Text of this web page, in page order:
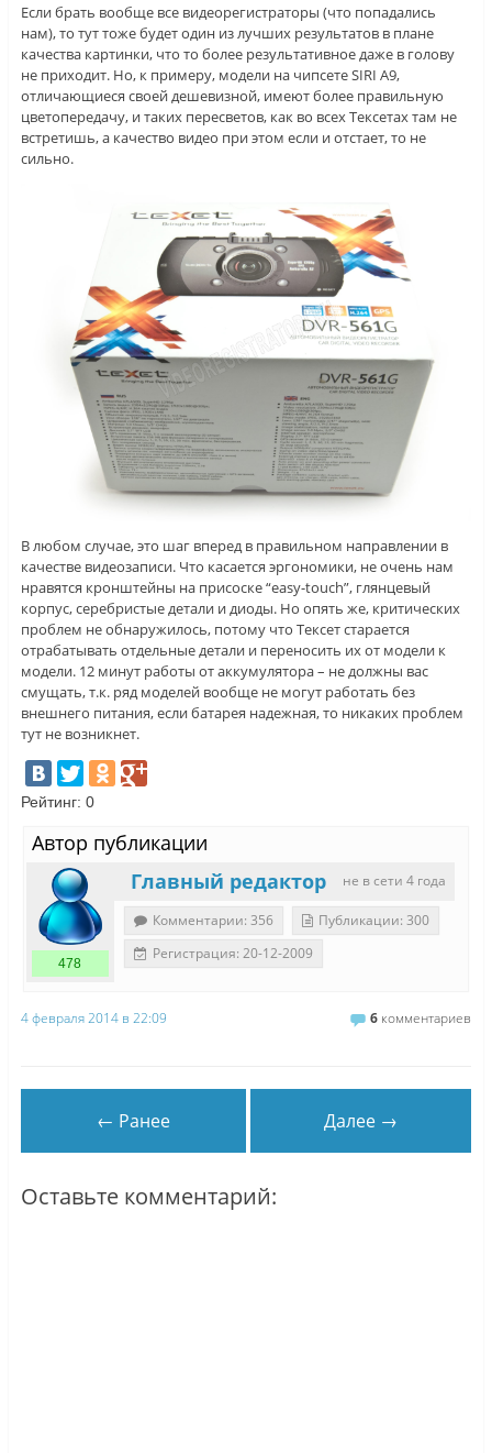
Если брать вообще все видеорегистраторы (что попадались
нам), то тут тоже будет один из лучших результатов в плане
качества картинки, что то более результативное даже в голову
не приходит. Но, к примеру, модели на чипсете SIRI A9,
отличающиеся своей дешевизной, имеют более правильную
цветопередачу, и таких пересветов, как во всех Тексетах там не
встретишь, а качество видео при этом если и отстает, то не
сильно.
В любом случае, это шаг вперед в правильном направлении в
качестве видеозаписи. Что касается эргономики, не очень нам
нравятся кронштейны на присоске “easy-touch”, глянцевый
корпус, серебристые детали и диоды. Но опять же, критических
проблем не обнаружилось, потому что Тексет старается
отрабатывать отдельные детали и переносить их от модели к
модели. 12 минут работы от аккумулятора – не должны вас
смущать, т.к. ряд моделей вообще не могут работать без
внешнего питания, если батарея надежная, то никаких проблем
тут не возникнет.
Рейтинг: 0
Автор публикации
не в сети 4 года
Главный редактор
478
Комментарии: 356
Публикации: 300
Регистрация: 20-12-2009
4 февраля 2014 в 22:09 6 комментариев
← Ранее Далее →
Оставьте комментарий: